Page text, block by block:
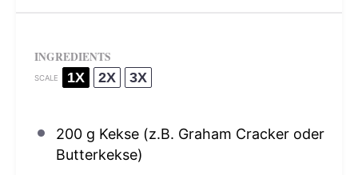
INGREDIENTS
SCALE 1X 2X 3X
200 g Kekse (z.B. Graham Cracker oder
Butterkekse)